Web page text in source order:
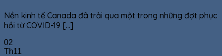
Nền kinh tế Canada đã trải qua một trong những đợt phục
hồi từ ​​COVID-19 [...]
02
Th11